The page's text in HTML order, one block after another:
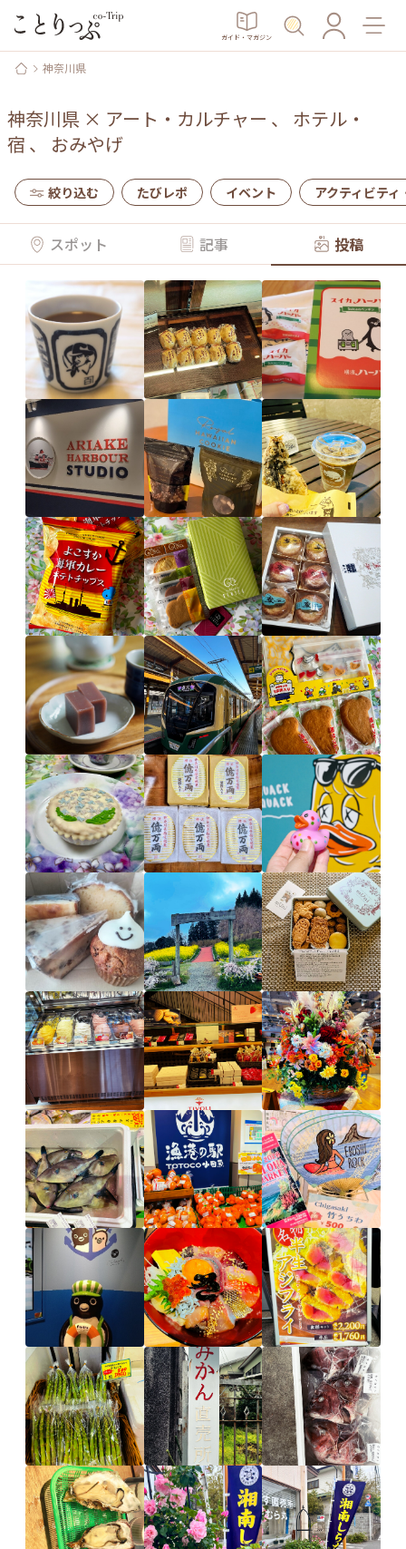
ガイド・マガジン
神奈川県
神奈川県 × アート・カルチャー 、 ホテル・
宿 、 おみやげ
絞り込む たびレポ イベント アクティビティ
スポット 記事 投稿